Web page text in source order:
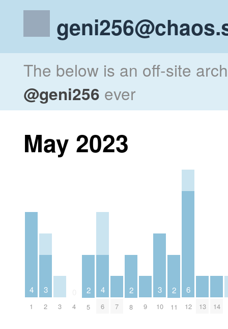
The below is an off-site
@geni256 ever
May 2023
4
1
3
2 3 4
2
5
4
6 7
2
8 9
3
10
2
11
6
12 13 14